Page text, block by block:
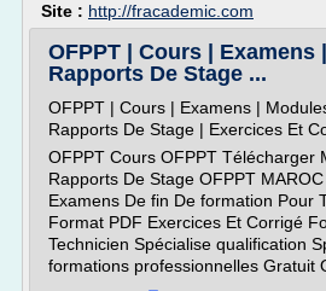
Site : http://fracademic.com
OFPPT | Cours | Examens
Rapports De Stage ...
OFPPT | Cours | Examens |
Rapports De Stage | Exercices Et
OFPPT Cours OFPPT Télécharger
Rapports De Stage OFPPT MAROC
Examens De fin De formation Pour
Format PDF Exercices Et Corrigé
Technicien Spécialise qualification
formations professionnelles Gratuit